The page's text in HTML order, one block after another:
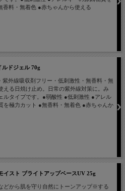
香料・無着色 ●赤ちゃんから使える
ルドジェル 70g
紫外線吸収剤フリー・低刺激性・無香料・無
える日焼け止め。日常の紫外線対策に。み
ルタイプです。●弱酸性 ●低刺激性 ●アレル
を極力カット ●無香料・無着色 ●赤ちゃんか
イスト ブライトアップベースUV 25g
どから肌を守り自然にトーンアップ※する